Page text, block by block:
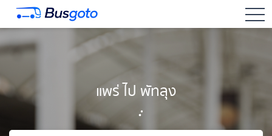
แพร่ ไป พัทลุง